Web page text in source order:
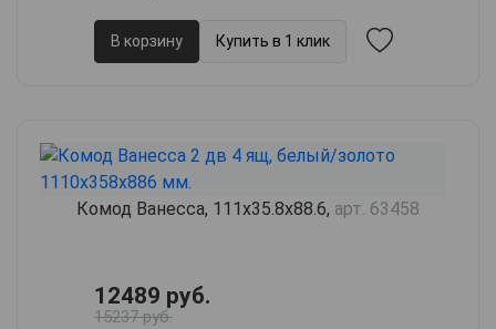
В корзину Купить в 1 клик
Комод Ванесса, 111х35.8х88.6, арт. 63458
12489 руб.
15237 руб.